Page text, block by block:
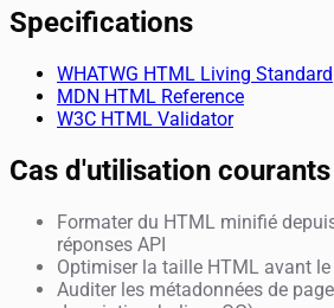
Specifications
WHATWG HTML Living Standard
MDN HTML Reference
W3C HTML Validator
Cas d'utilisation courants
Formater du HTML minifié
réponses API
Optimiser la taille HTML avant
Auditer les métadonnées de